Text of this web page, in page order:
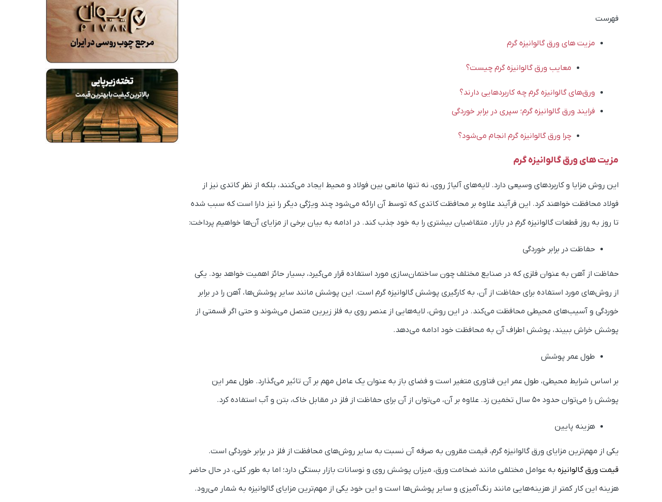
فهرست
مزیت های ورق گالوانیزه گرم
معایب ورق گالوانیزه گرم چیست؟
ورق‌های گالوانیزه گرم چه کاربردهایی دارند؟
فرایند ورق گالوانیزه گرم؛ سپری در برابر خوردگی
چرا ورق گالوانیزه گرم انجام می‌شود؟
مزیت های ورق گالوانیزه گرم
این روش مزایا و کاربردهای وسیعی دارد. لایه‌های آلیاژ روی، نه تنها مانعی بین فولاد و محیط ایجاد می‌کنند، بلکه از نظر کاتدی نیز از
فولاد محافظت خواهند کرد. این فرآیند علاوه بر محافظت کاتدی که توسط آن ارائه می‌شود چند ویژگی دیگر را نیز دارا است که سبب شده
تا روز به روز قطعات گالوانیزه گرم در بازار، متقاضیان بیشتری را به خود جذب کند. در ادامه به بیان برخی از مزایای آن‌ها خواهیم پرداخت:
حفاظت در برابر خوردگی
حفاظت از آهن به عنوان فلزی که در صنایع مختلف چون ساختمان‌سازی مورد استفاده قرار می‌گیرد، بسیار حائز اهمیت خواهد بود. یکی
از روش‌های مورد استفاده برای حفاظت از آن، به کارگیری پوشش گالوانیزه گرم است. این پوشش مانند سایر پوشش‌ها، آهن را در برابر
خوردگی و آسیب‌های محیطی محافظت می‌کند. در این روش، لایه‌هایی از عنصر روی به فلز زیرین متصل می‌شوند و حتی اگر قسمتی از
پوشش خراش ببیند، پوشش اطراف آن به محافظت خود ادامه می‌دهد.
طول عمر پوشش
بر اساس شرایط محیطی، طول عمر این فتاوری متغیر است و فضای باز به عنوان یک عامل مهم بر آن تاثیر می‌گذارد. طول عمر این
پوشش را می‌توان حدود 50 سال تخمین زد. علاوه بر آن، می‌توان از آن برای حفاظت از فلز در مقابل خاک، بتن و آب استفاده کرد.
هزینه پایین
یکی از مهم‌ترین مزایای ورق گالوانیزه گرم، قیمت مقرون به صرفه آن نسبت به سایر روش‌های محافظت از فلز در برابر خوردگی است.
قیمت ورق گالوانیزه به عوامل مختلفی مانند ضخامت ورق، میزان پوشش روی و نوسانات بازار بستگی دارد؛ اما به طور کلی، در حال حاضر
هزینه این کار کمتر از هزینه‌هایی مانند رنگ‌آمیزی و سایر پوشش‌ها است و این خود یکی از مهم‌ترین مزایای گالوانیزه به شمار می‌رود.